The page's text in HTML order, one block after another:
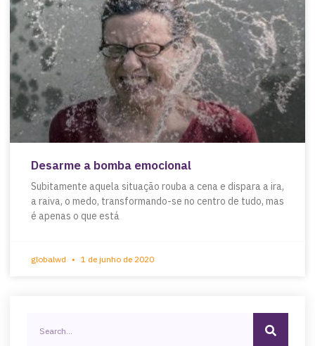
Desarme a bomba emocional
Subitamente aquela situação rouba a cena e dispara a ira,
a raiva, o medo, transformando-se no centro de tudo, mas
é apenas o que está
globalwd 1 de junho de 2020